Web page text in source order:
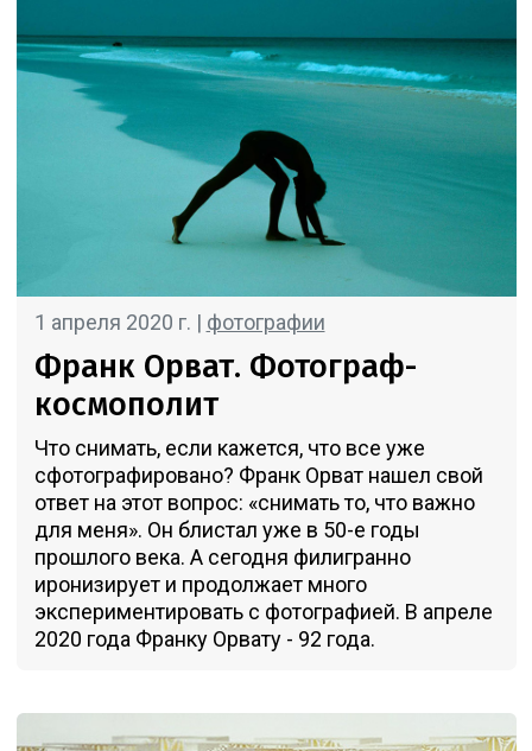
1 апреля 2020 г. | фотографии
Франк Орват. Фотограф-
космополит
Что снимать, если кажется, что все уже
сфотографировано? Франк Орват нашел свой
ответ на этот вопрос: «снимать то, что важно
для меня». Он блистал уже в 50-е годы
прошлого века. А сегодня филигранно
иронизирует и продолжает много
экспериментировать с фотографией. В апреле
2020 года Франку Орвату - 92 года.